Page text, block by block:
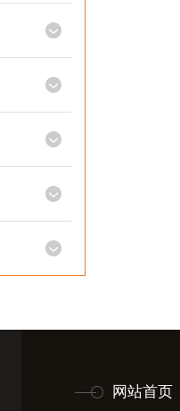
网站首页